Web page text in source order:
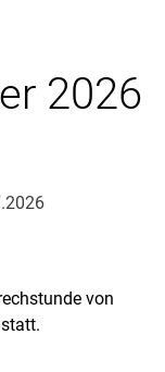
2026
von